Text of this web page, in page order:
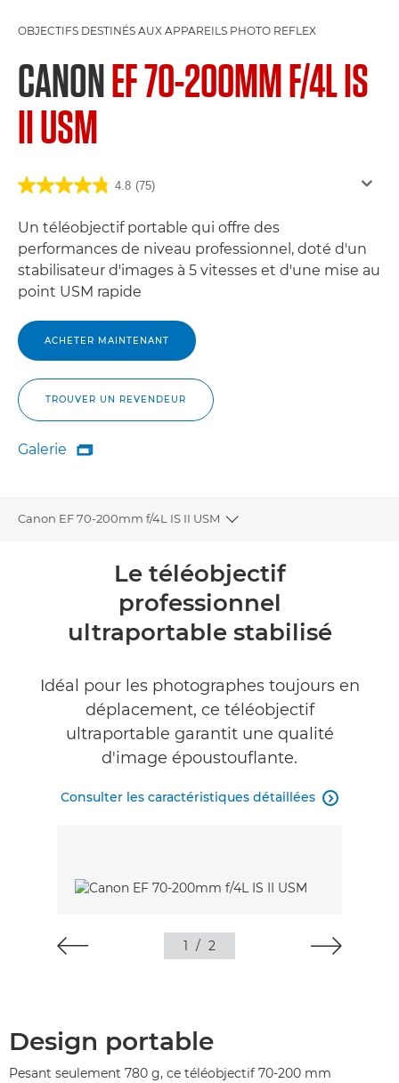
OBJECTIFS DESTINÉS AUX APPAREILS PHOTO REFLEX
CANONEF 70-200MM F/4L IS
II USM
4.8 (75)
Un téléobjectif portable qui offre des
performances de niveau professionnel, doté d'un
stabilisateur d'images à 5 vitesses et d'une mise au
point USM rapide
ACHETER MAINTENANT
TROUVER UN REVENDEUR
Galerie
Galerie

Canon EF 70-200mm f/4L IS II USM
Toggle breadcrumbs
Commentaires
TROUVER UN REVENDEUR
Le téléobjectif
professionnel
ultraportable stabilisé
Idéal pour les photographes toujours en
déplacement, ce téléobjectif
ultraportable garantit une qualité
d'image époustouflante.
Consulter les caractéristiques détaillées 
1 / 2
Design portable
Pesant seulement 780 g, ce téléobjectif 70-200 mm